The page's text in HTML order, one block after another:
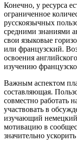
Конечно, у ресурса
ограниченное
русскоязычных
средними знаниями
свои языковые
или французский.
освоения
изучению
Важным аспектом
составляющая.
совместно работать
участвовать в
изучающий
мотивацию в
значительно